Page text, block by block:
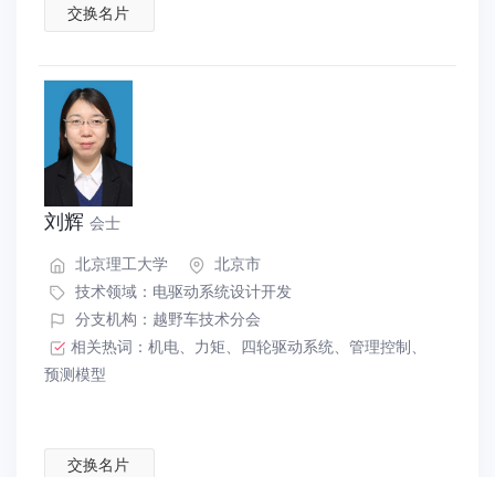
交换名片
刘辉 会士
北京理工大学
北京市
技术领域： 电驱动系统设计开发
分支机构：越野车技术分会
相关热词： 机电、 力矩、 四轮驱动系统、 管理控制、
预测模型
交换名片